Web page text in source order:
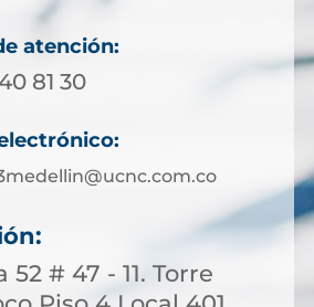
atención:
81 30
52 # 47 - 11. Torre